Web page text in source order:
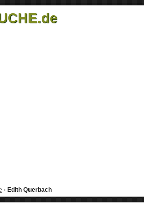
› Edith Querbach